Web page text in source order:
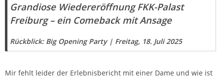
Grandiose Wiedereröffnung FKK-Palast
Freiburg – ein Comeback mit Ansage
Rückblick: Big Opening Party | Freitag, 18. Juli 2025
Mir fehlt leider der Erlebnisbericht mit einer Dame und wie ist